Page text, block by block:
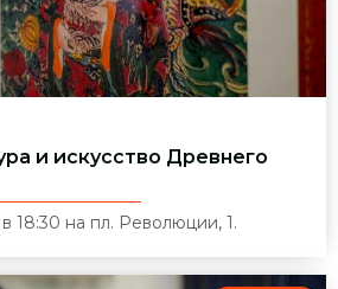
и искусство Древнего
18:30 на пл. Революции, 1.